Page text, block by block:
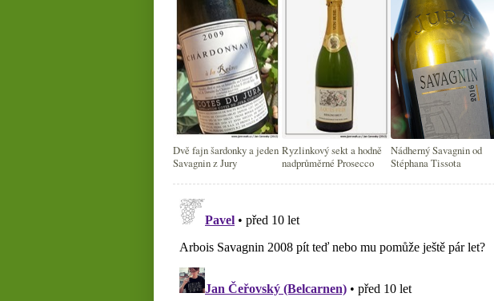
Dvě fajn šardonky a jeden
Savagnin z Jury
Ryzlinkový sekt a hodně
nadprůměrné Prosecco
Nádherný Savagnin od
Stéphana Tissota